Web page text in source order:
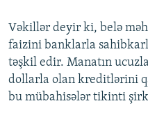
Vəkillər deyir ki, belə
faizini banklarla
təşkil edir. Manatın
dollarla olan kreditlərini
bu mübahisələr tikinti